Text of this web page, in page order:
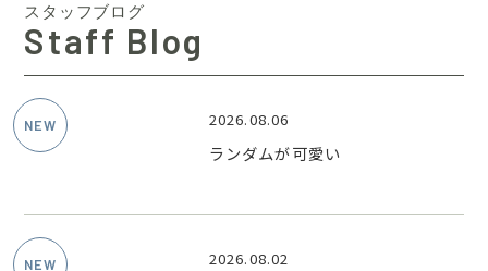
スタッフブログ
Staff Blog
2026.08.06
ランダムが可愛い
2026.08.02